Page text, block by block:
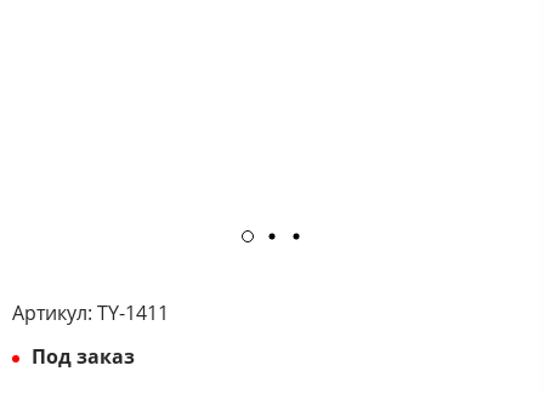
Артикул: TY-1411
Под заказ